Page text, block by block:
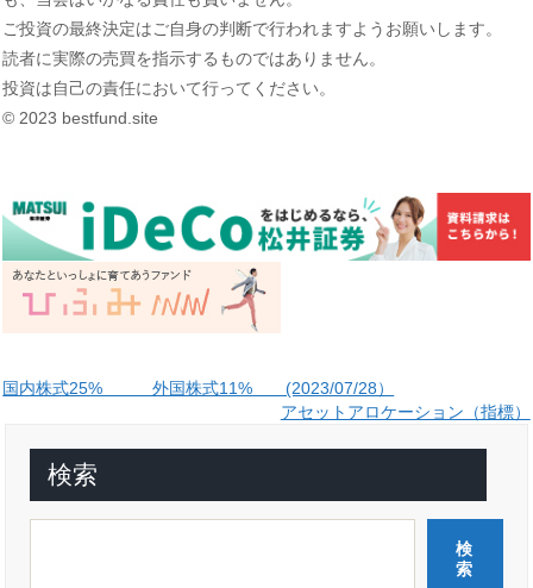
ご投資の最終決定はご自身の判断で行われますようお願いします。
読者に実際の売買を指示するものではありません。
投資は自己の責任において行ってください。
© 2023 bestfund.site
投
ビ
国内株式25% 外国株式11% (2023/07/28）
アセットアロケーション（指標）
検索
検
索